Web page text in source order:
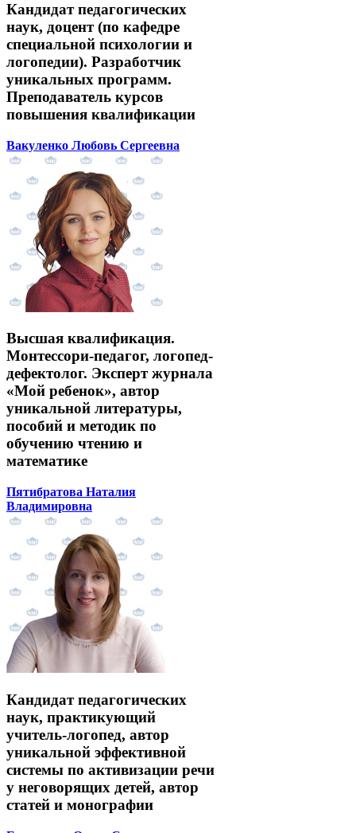
Кандидат педагогических
наук, доцент (по кафедре
специальной психологии и
логопедии). Разработчик
уникальных программ.
Преподаватель курсов
повышения квалификации
Вакуленко Любовь Сергеевна
Высшая квалификация.
Монтессори-педагог, логопед-
дефектолог. Эксперт журнала
«Мой ребенок», автор
уникальной литературы,
пособий и методик по
обучению чтению и
математике
Пятибратова Наталия
Владимировна
Кандидат педагогических
наук, практикующий
учитель-логопед, автор
уникальной эффективной
системы по активизации речи
у неговорящих детей, автор
статей и монографии